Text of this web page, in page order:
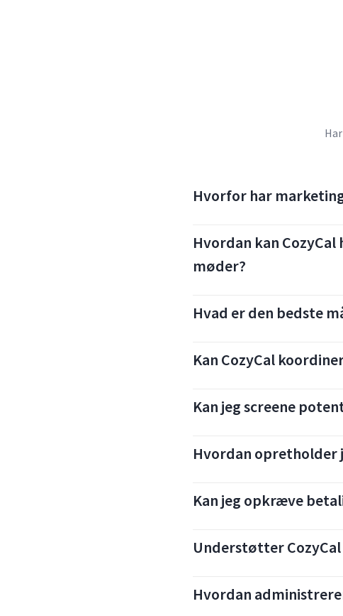
Hvorfor har
Hvordan kan
møder?
Hvad er den bedste
Kan CozyCal
Kan jeg screene
Hvordan opretholder
Kan jeg opkræve
Understøtter
Hvordan